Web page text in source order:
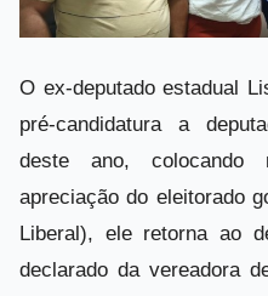
O ex-deputado estadual
pré-candidatura a
deste ano, colocando
apreciação do eleitorado
Liberal), ele retorna ao
declarado da vereadora